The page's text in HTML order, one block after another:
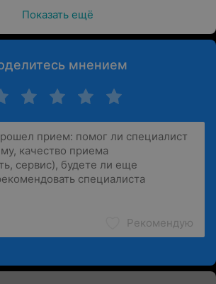
Показать ещё
мнением
Рекомендую